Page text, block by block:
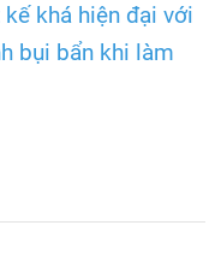
khá hiện đại với
bụi bẩn khi làm